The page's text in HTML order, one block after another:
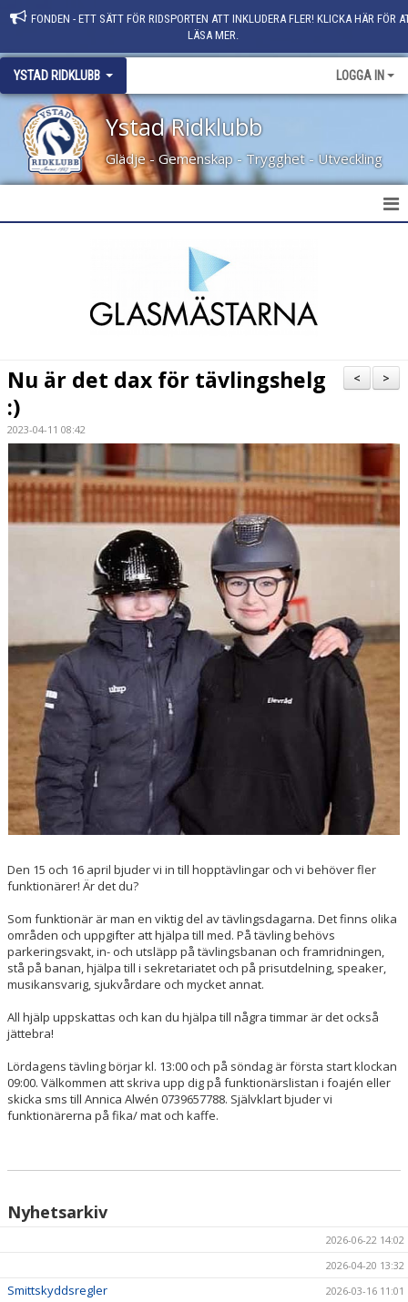
FONDEN - ETT SÄTT FÖR RIDSPORTEN ATT INKLUDERA FLER! KLICKA HÄR FÖR
LÄSA MER.
YSTAD RIDKLUBB LOGGA IN
Ystad Ridklubb
Glädje - Gemenskap - Trygghet - Utveckling
PERSONAL
HÄSTAR
KALENDER
>
<
Nu är det dax för tävlingshelg
:)
2023-04-11 08:42
Den 15 och 16 april bjuder vi in till hopptävlingar och vi behöver fler
funktionärer! Är det du?
Som funktionär är man en viktig del av tävlingsdagarna. Det finns olika
områden och uppgifter att hjälpa till med. På tävling behövs
parkeringsvakt, in- och utsläpp på tävlingsbanan och framridningen,
stå på banan, hjälpa till i sekretariatet och på prisutdelning, speaker,
musikansvarig, sjukvårdare och mycket annat.
All hjälp uppskattas och kan du hjälpa till några timmar är det också
jättebra!
Lördagens tävling börjar kl. 13:00 och på söndag är första start klockan
09:00. Välkommen att skriva upp dig på funktionärslistan i foajén eller
skicka sms till Annica Alwén 0739657788. Självklart bjuder vi
funktionärerna på fika/ mat och kaffe.
Nyhetsarkiv
2026-06-22 14:02
2026-04-20 13:32
Smittskyddsregler 2026-03-16 11:01